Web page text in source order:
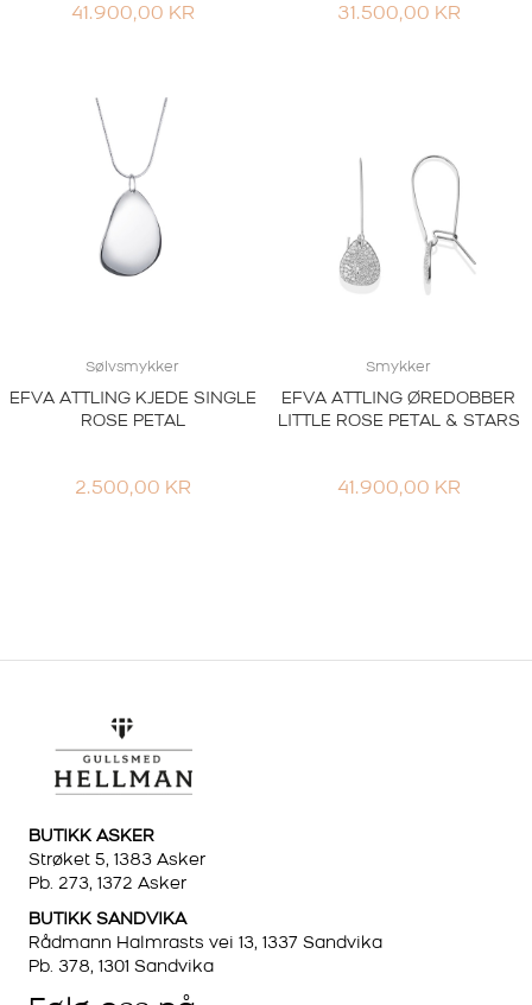
41.900,00 KR 31.500,00 KR
Sølvsmykker
EFVA ATTLING KJEDE SINGLE
ROSE PETAL
2.500,00 KR
Smykker
EFVA ATTLING ØREDOBBER
LITTLE ROSE PETAL & STARS
41.900,00 KR
BUTIKK ASKER
Strøket 5, 1383 Asker
Pb. 273, 1372 Asker
BUTIKK SANDVIKA
Rådmann Halmrasts vei 13, 1337 Sandvika
Pb. 378, 1301 Sandvika